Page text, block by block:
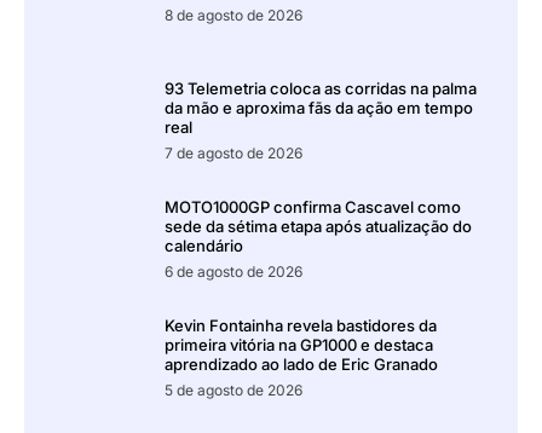
8 de agosto de 2026
93 Telemetria coloca as corridas na palma
da mão e aproxima fãs da ação em tempo
real
7 de agosto de 2026
MOTO1000GP confirma Cascavel como
sede da sétima etapa após atualização do
calendário
6 de agosto de 2026
Kevin Fontainha revela bastidores da
primeira vitória na GP1000 e destaca
aprendizado ao lado de Eric Granado
5 de agosto de 2026